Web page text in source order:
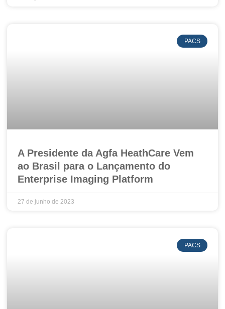
PACS
A Presidente da Agfa HeathCare Vem
ao Brasil para o Lançamento do
Enterprise Imaging Platform
27 de junho de 2023
PACS